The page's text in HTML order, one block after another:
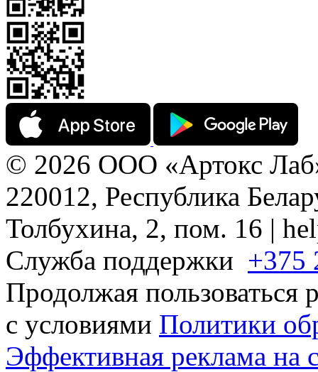
© 2026 ООО «Артокс
220012, Республика
Толбухина, 2, пом. 16 |
Служба поддержки +375
Продолжая пользоваться
с условиями Политики
Эффективная реклама на